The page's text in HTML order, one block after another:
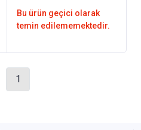
Bu ürün geçici olarak
temin edilememektedir.
1